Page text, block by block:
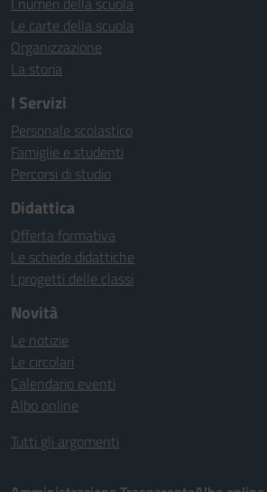
Le carte della scuola
Organizzazione
La storia
I Servizi
Personale scolastico
Famiglie e studenti
Percorsi di studio
Didattica
Offerta formativa
Le schede didattiche
I progetti delle classi
Novità
Le notizie
Le circolari
Calendario eventi
Albo online
Tutti gli argomenti